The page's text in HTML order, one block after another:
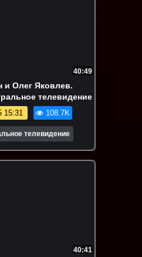
40:49
и Олег Яковлев.
телевидение
15:31 108.7K
телевидение
40:41